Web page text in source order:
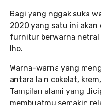
Bagi yang nggak suka
2020 yang satu ini akan
furnitur berwarna netral
lho.
Warna-warna yang
antara lain cokelat,
Tampilan alami yang
membuatmu semakin